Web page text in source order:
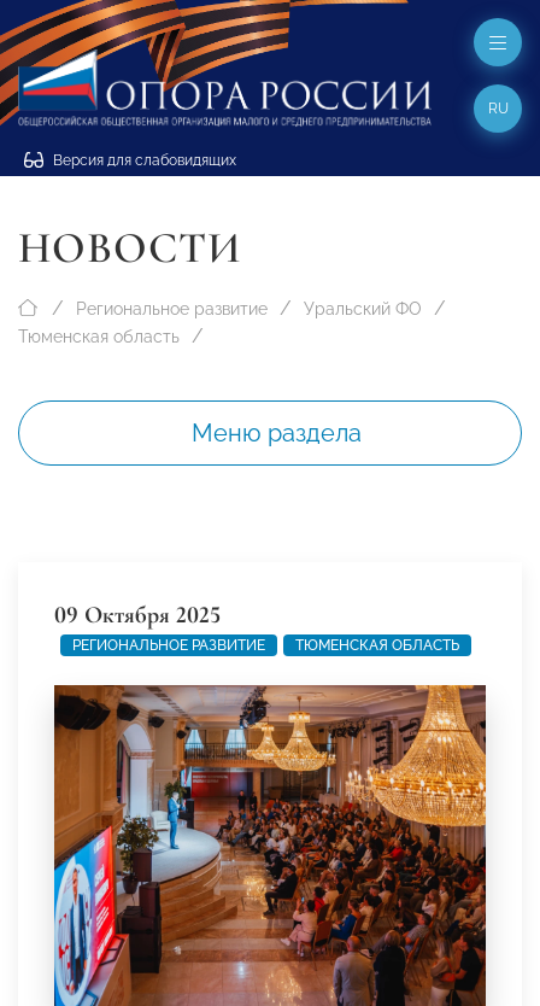
Версия для слабовидящих
RU
НОВОСТИ
Региональное развитие
Уральский ФО
Тюменская область
Меню раздела
09 Октября 2025
РЕГИОНАЛЬНОЕ РАЗВИТИЕ ТЮМЕНСКАЯ ОБЛАСТЬ